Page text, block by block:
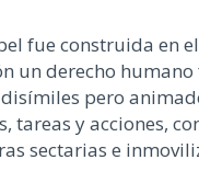
fue construida en
un derecho
pero
tareas y acciones,
sectarias e